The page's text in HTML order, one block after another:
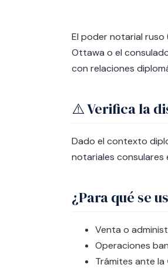
El poder notarial ruso
Ottawa o el
con relaciones
⚠️ Verifica la
Dado el contexto
notariales consulares
¿Para qué se
Venta o
Operaciones
Trámites ante